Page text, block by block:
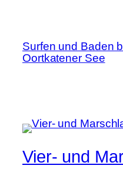
Surfen und Baden
Oortkatener See
Vier- und